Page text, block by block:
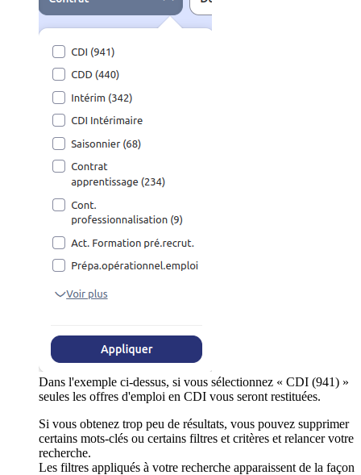
Dans l'exemple ci-dessus, si vous sélectionnez « CDI (941) »
seules les offres d'emploi en CDI vous seront restituées.
Si vous obtenez trop peu de résultats, vous pouvez supprimer
certains mots-clés ou certains filtres et critères et relancer votre
recherche.
Les filtres appliqués à votre recherche apparaissent de la façon